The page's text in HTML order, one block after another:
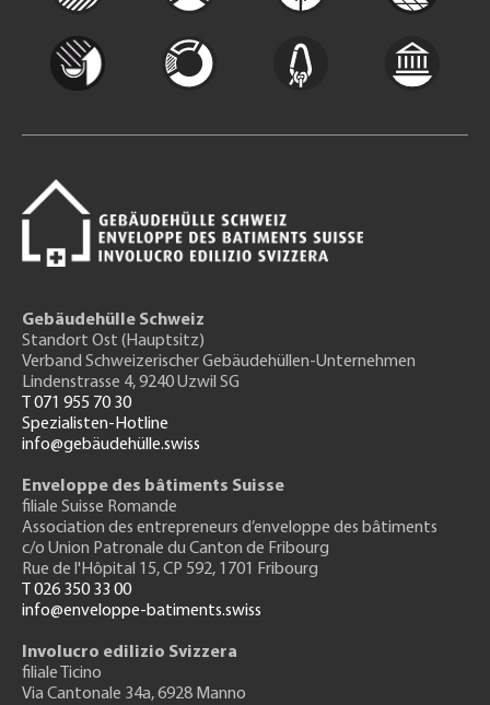
Gebäudehülle Schweiz
Standort Ost (Hauptsitz)
Verband Schweizerischer Gebäudehüllen-Unternehmen
Lindenstrasse 4, 9240 Uzwil SG
T 071 955 70 30
Spezialisten-Hotline
info@gebäudehülle.swiss
Enveloppe des bâtiments Suisse
filiale Suisse Romande
Association des entrepreneurs d’enveloppe des bâtiments
c/o Union Patronale du Canton de Fribourg
Rue de l'Hôpital 15, CP 592, 1701 Fribourg
T 026 350 33 00
info@enveloppe-batiments.swiss
Involucro edilizio Svizzera
filiale Ticino
Via Cantonale 34a, 6928 Manno